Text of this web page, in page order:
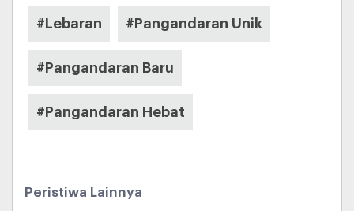
#Lebaran #Pangandaran Unik
#Pangandaran Baru
#Pangandaran Hebat
Peristiwa Lainnya